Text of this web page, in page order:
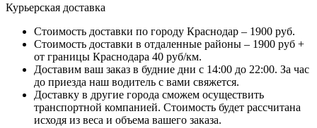
Курьерская доставка
Стоимость доставки по городу Краснодар – 1900 руб.
Стоимость доставки в отдаленные районы – 1900 руб +
от границы Краснодара 40 руб/км.
Доставим ваш заказ в будние дни с 14:00 до 22:00. За час
до приезда наш водитель с вами свяжется.
Доставку в другие города сможем осуществить
транспортной компанией. Стоимость будет рассчитана
исходя из веса и объема вашего заказа.